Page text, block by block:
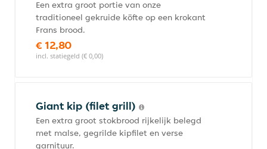
Een extra groot portie van onze
traditioneel gekruide köfte op een krokant
Frans brood.
€ 12,80
incl. statiegeld (€ 0,00)
Giant kip (filet grill)
Een extra groot stokbrood rijkelijk belegd
met malse, gegrilde kipfilet en verse
garnituur.